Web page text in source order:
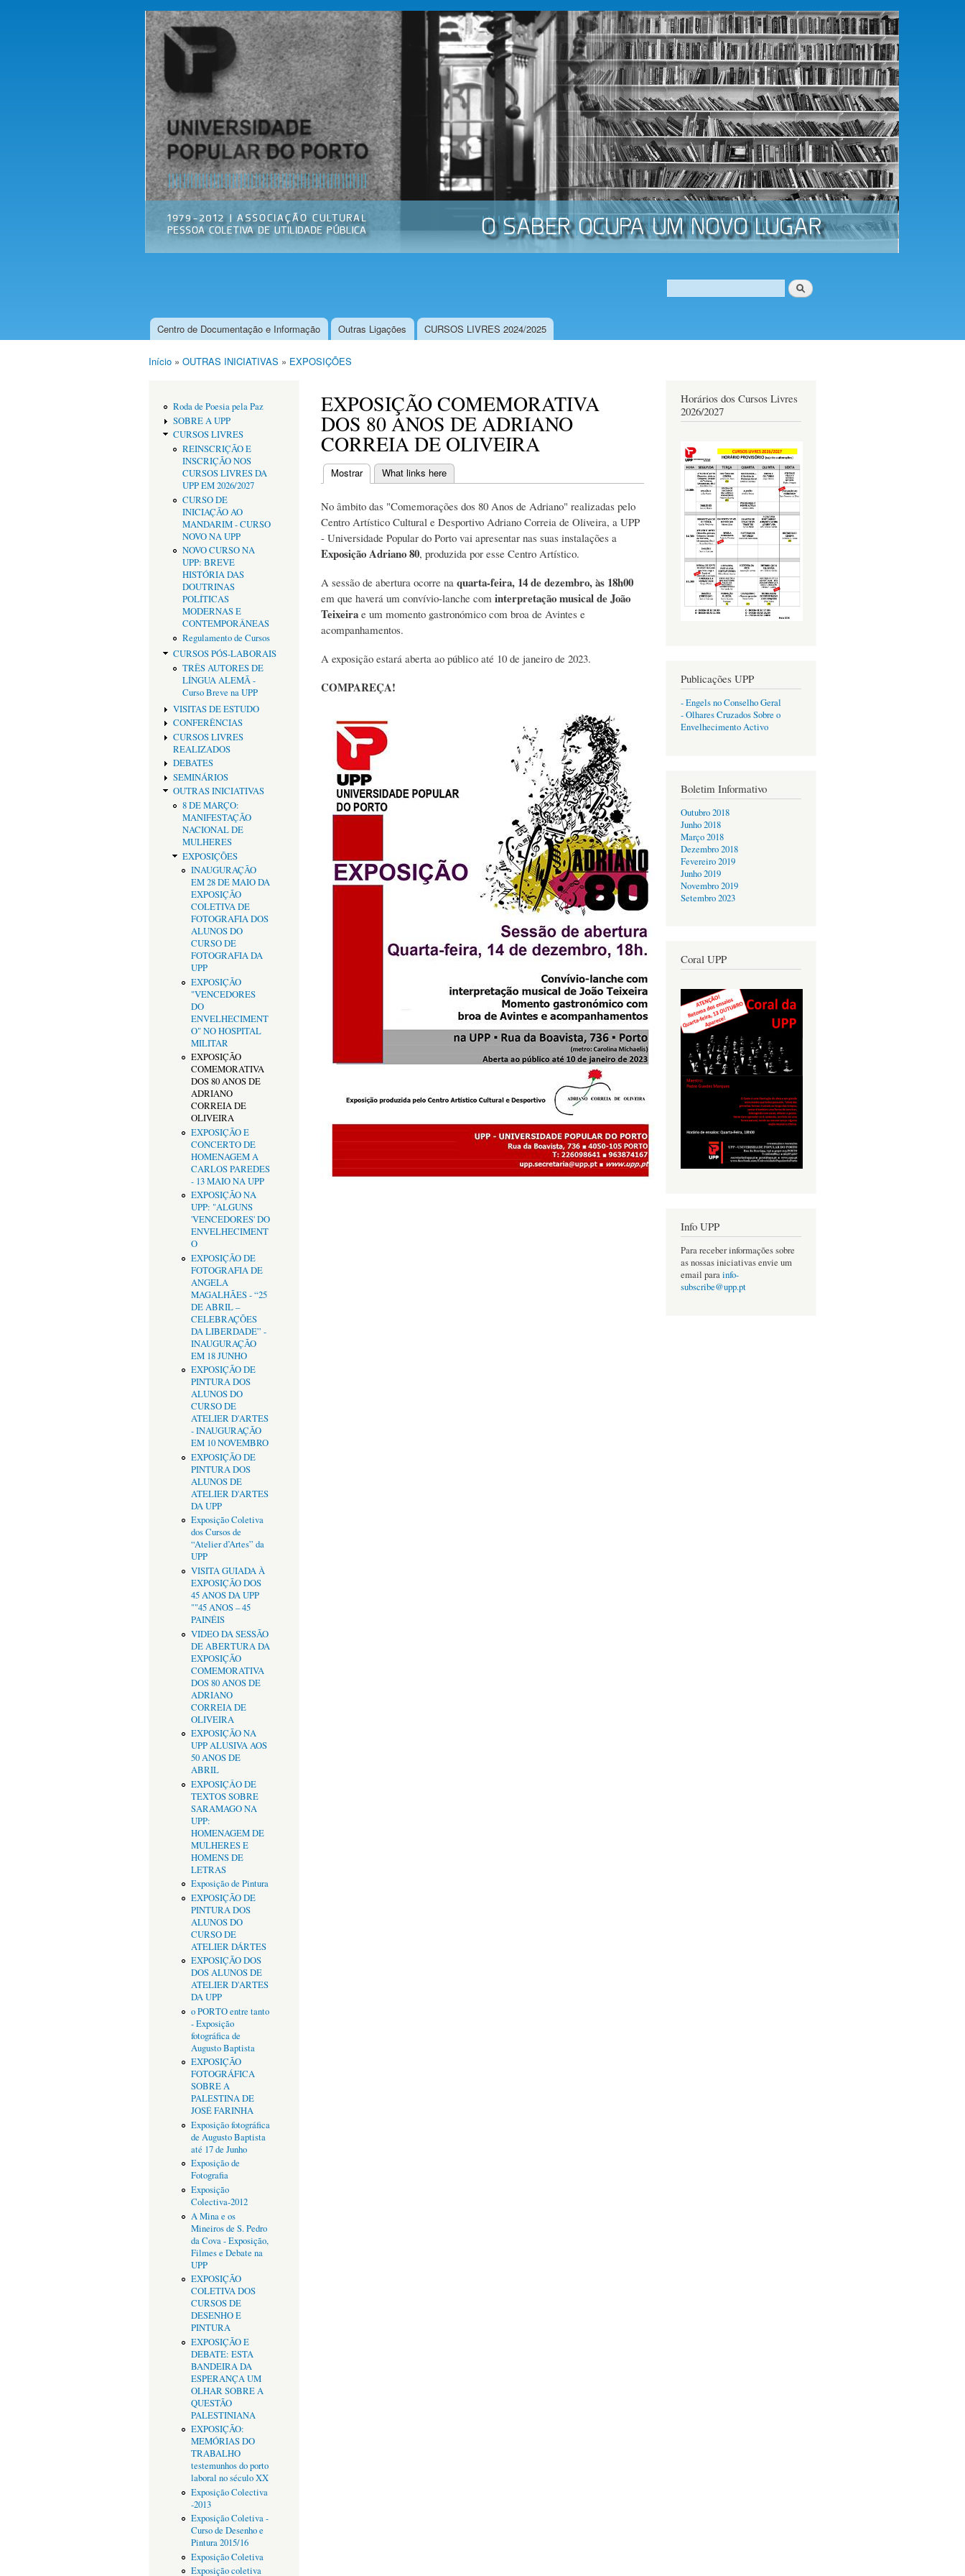
Passar
para o
conteúdo
principal
Universidade
Popular do
Porto
Associação
Cultural
Formulário de procura
Procurar
Menu principal
Centro de Documentação e Informação Outras Ligações CURSOS LIVRES 2024/2025
Início » OUTRAS INICIATIVAS » EXPOSIÇÕES
Roda de Poesia pela Paz
SOBRE A UPP
CURSOS LIVRES
REINSCRIÇÃO E
INSCRIÇÃO NOS
CURSOS LIVRES DA
UPP EM 2026/2027
CURSO DE
INICIAÇÃO AO
MANDARIM - CURSO
NOVO NA UPP
NOVO CURSO NA
UPP: BREVE
HISTÓRIA DAS
DOUTRINAS
POLÍTICAS
MODERNAS E
CONTEMPORÂNEAS
Regulamento de Cursos
CURSOS PÓS-LABORAIS
TRÊS AUTORES DE
LÍNGUA ALEMÃ -
Curso Breve na UPP
VISITAS DE ESTUDO
CONFERÊNCIAS
CURSOS LIVRES
REALIZADOS
DEBATES
SEMINÁRIOS
OUTRAS INICIATIVAS
8 DE MARÇO:
MANIFESTAÇÃO
NACIONAL DE
MULHERES
EXPOSIÇÕES
INAUGURAÇÃO
EM 28 DE MAIO DA
EXPOSIÇÃO
COLETIVA DE
FOTOGRAFIA DOS
ALUNOS DO
CURSO DE
FOTOGRAFIA DA
UPP
EXPOSIÇÃO
"VENCEDORES
DO
ENVELHECIMENT
O" NO HOSPITAL
MILITAR
EXPOSIÇÃO
COMEMORATIVA
DOS 80 ANOS DE
ADRIANO
CORREIA DE
OLIVEIRA
EXPOSIÇÃO E
CONCERTO DE
HOMENAGEM A
CARLOS PAREDES
- 13 MAIO NA UPP
EXPOSIÇÃO NA
UPP: "ALGUNS
'VENCEDORES' DO
ENVELHECIMENT
O
EXPOSIÇÃO DE
FOTOGRAFIA DE
ANGELA
MAGALHÃES - “25
DE ABRIL –
CELEBRAÇÕES
DA LIBERDADE” -
INAUGURAÇÃO
EM 18 JUNHO
EXPOSIÇÃO DE
PINTURA DOS
ALUNOS DO
CURSO DE
ATELIER D'ARTES
- INAUGURAÇÃO
EM 10 NOVEMBRO
EXPOSIÇÃO DE
PINTURA DOS
ALUNOS DE
ATELIER D'ARTES
DA UPP
Exposição Coletiva
dos Cursos de
“Atelier d’Artes” da
UPP
VISITA GUIADA À
EXPOSIÇÃO DOS
45 ANOS DA UPP
""45 ANOS – 45
PAINÉIS
VIDEO DA SESSÃO
DE ABERTURA DA
EXPOSIÇÃO
COMEMORATIVA
DOS 80 ANOS DE
ADRIANO
CORREIA DE
OLIVEIRA
EXPOSIÇÃO NA
UPP ALUSIVA AOS
50 ANOS DE
ABRIL
EXPOSIÇÂO DE
TEXTOS SOBRE
SARAMAGO NA
UPP:
HOMENAGEM DE
MULHERES E
HOMENS DE
LETRAS
Exposição de Pintura
EXPOSIÇÃO DE
PINTURA DOS
ALUNOS DO
CURSO DE
ATELIER DÁRTES
EXPOSIÇÃO DOS
DOS ALUNOS DE
ATELIER D'ARTES
DA UPP
o PORTO entre tanto
- Exposição
fotográfica de
Augusto Baptista
EXPOSIÇÃO
FOTOGRÁFICA
SOBRE A
PALESTINA DE
JOSÉ FARINHA
Exposição fotográfica
de Augusto Baptista
até 17 de Junho
Exposição de
Fotografia
Exposição
Colectiva-2012
A Mina e os
Mineiros de S. Pedro
da Cova - Exposição,
Filmes e Debate na
UPP
EXPOSIÇÃO
COLETIVA DOS
CURSOS DE
DESENHO E
PINTURA
EXPOSIÇÃO E
DEBATE: ESTA
BANDEIRA DA
ESPERANÇA UM
OLHAR SOBRE A
QUESTÃO
PALESTINIANA
EXPOSIÇÃO:
MEMÓRIAS DO
TRABALHO
testemunhos do porto
laboral no século XX
Exposição Colectiva
-2013
Exposição Coletiva -
Curso de Desenho e
Pintura 2015/16
Exposição Coletiva
Exposição coletiva
EXPOSIÇÃO COMEMORATIVA
DOS 80 ANOS DE ADRIANO
CORREIA DE OLIVEIRA
Separadores primários
Mostrar(separador ativo)
What links here
No âmbito das "Comemorações dos 80 Anos de Adriano" realizadas pelo
Centro Artístico Cultural e Desportivo Adriano Correia de Oliveira, a UPP
- Universidade Popular do Porto vai apresentar nas suas instalações a
Exposição Adriano 80, produzida por esse Centro Artístico.
A sessão de abertura ocorre na quarta-feira, 14 de dezembro, às 18h00
em que haverá um convívio-lanche com interpretação musical de João
Teixeira e um momento gastronómico com broa de Avintes e
acompanhamentos.
A exposição estará aberta ao público até 10 de janeiro de 2023.
COMPAREÇA!
Horários dos Cursos Livres
2026/2027
Publicações UPP
- Engels no Conselho Geral
- Olhares Cruzados Sobre o
Envelhecimento Activo
Boletim Informativo
Outubro 2018
Junho 2018
Março 2018
Dezembro 2018
Fevereiro 2019
Junho 2019
Novembro 2019
Setembro 2023
Coral UPP
Info UPP
Para receber informações sobre
as nossas iniciativas envie um
email parainfo-
subscribe@upp.pt